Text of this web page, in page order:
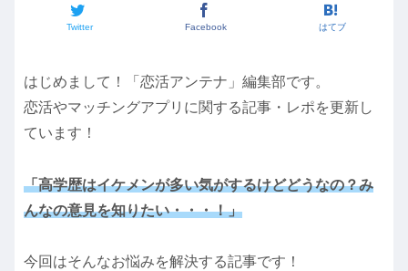
Twitter Facebook はてブ
はじめまして！「恋活アンテナ」編集部です。
恋活やマッチングアプリに関する記事・レポを更新し
ています！
「高学歴はイケメンが多い気がするけどどうなの？み
んなの意見を知りたい・・・！」
今回はそんなお悩みを解決する記事です！